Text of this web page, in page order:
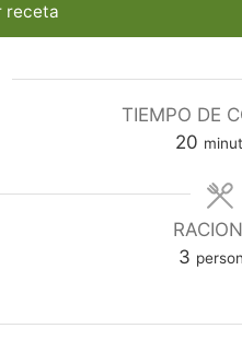
receta
TIEMPO DE
20
3